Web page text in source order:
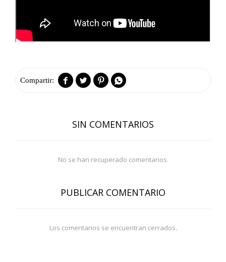
   
SIN COMENTARIOS
No se han recuperado comentarios.
PUBLICAR COMENTARIO
Los comentarios se encuentran cerrados.